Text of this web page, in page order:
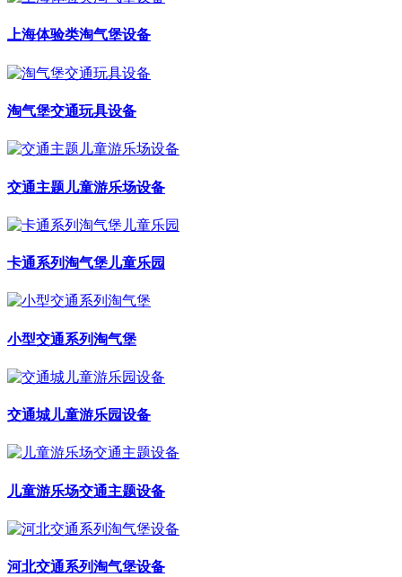
上海体验类淘气堡设备
淘气堡交通玩具设备
交通主题儿童游乐场设备
卡通系列淘气堡儿童乐园
小型交通系列淘气堡
交通城儿童游乐园设备
儿童游乐场交通主题设备
河北交通系列淘气堡设备